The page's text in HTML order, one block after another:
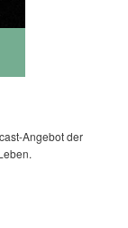
Angebot der